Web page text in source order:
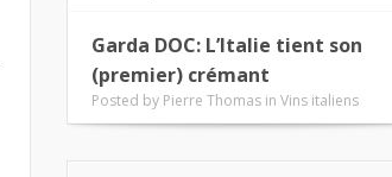
Garda DOC: L’Italie tient son
(premier) crémant
Posted by Pierre Thomas in Vins italiens